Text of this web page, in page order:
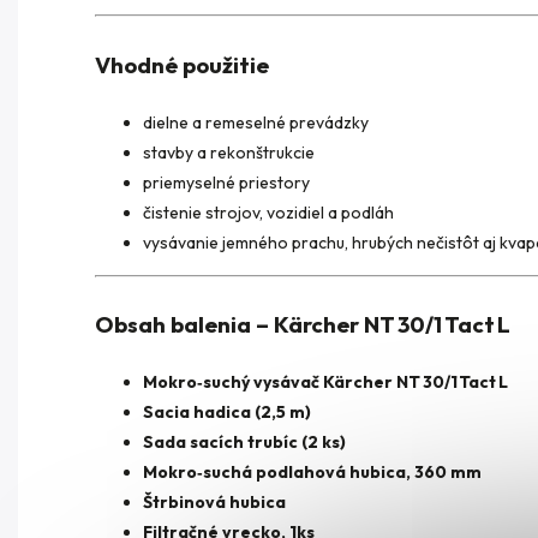
Vhodné použitie
dielne a remeselné prevádzky
stavby a rekonštrukcie
priemyselné priestory
čistenie strojov, vozidiel a podláh
vysávanie jemného prachu, hrubých nečistôt aj
Obsah balenia – Kärcher NT 30/1 Tact L
Mokro‑suchý vysávač Kärcher NT 30/1 Tact L
Sacia hadica (2,5 m)
Sada sacích trubíc (2 ks)
Mokro‑suchá podlahová hubica,360 mm
Štrbinová hubica
Filtračné vrecko, 1ks